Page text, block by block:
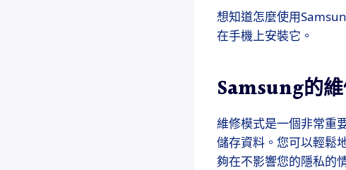
想知道怎麼使用
在手機上安裝它。
Samsung的
維修模式是一個非常重
儲存資料。您可以輕鬆
夠在不影響您的隱私的